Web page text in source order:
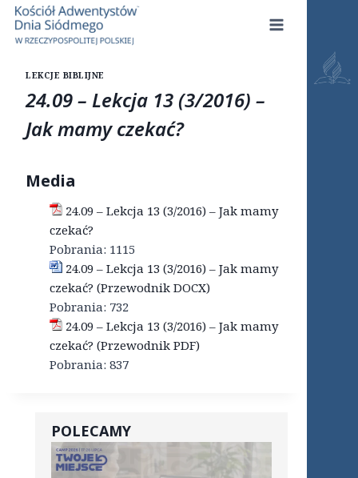
Przejdź
treści
LEKCJE BIBLIJNE
24.09 – Lekcja 13 (3/2016) –
Jak mamy czekać?
Media
24.09 – Lekcja 13 (3/2016) – Jak mamy
czekać?
Pobrania: 1115
24.09 – Lekcja 13 (3/2016) – Jak mamy
czekać? (Przewodnik DOCX)
Pobrania: 732
24.09 – Lekcja 13 (3/2016) – Jak mamy
czekać? (Przewodnik PDF)
Pobrania: 837
POLECAMY